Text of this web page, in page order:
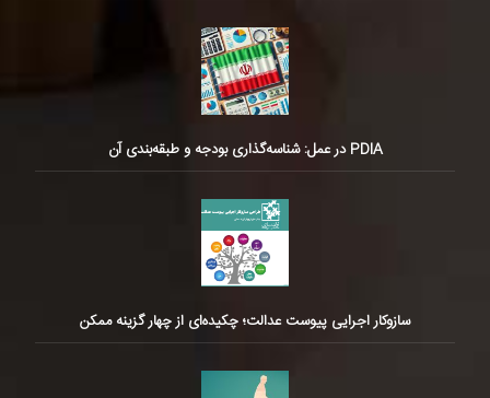
PDIA در عمل: شناسه‌گذاری بودجه و طبقه‌بندی آن
سازوکار اجرایی پیوست عدالت؛ چکیده‌ای از چهار گزینه ممکن